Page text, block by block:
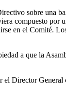
sobre una
compuesto por
en el Comité.
a que la
el Director